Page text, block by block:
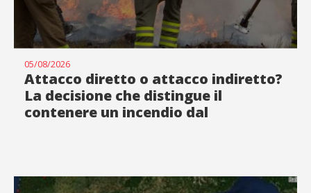
05/08/2026
Attacco diretto o attacco indiretto?
La decisione che distingue il
contenere un incendio dal